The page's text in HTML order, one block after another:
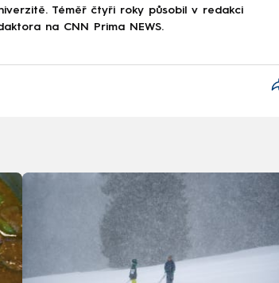
Téměř čtyři roky působil v redakci
na CNN Prima NEWS.